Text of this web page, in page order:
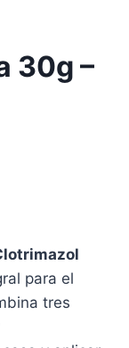
30g –
para el
tres